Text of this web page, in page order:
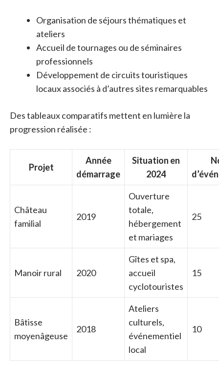
Organisation de séjours thématiques et
ateliers
Accueil de tournages ou de séminaires
professionnels
Développement de circuits touristiques
locaux associés à d’autres sites remarquables
Des tableaux comparatifs mettent en lumière la
progression réalisée :
Projet
Année
démarrage
Situation en
2024
Château
familial
2019
Ouverture
totale,
hébergement
et mariages
25
Manoir rural 2020
Gîtes et spa,
accueil
cyclotouristes
15
Bâtisse
moyenâgeuse
2018
Ateliers
culturels,
événementiel
local
10